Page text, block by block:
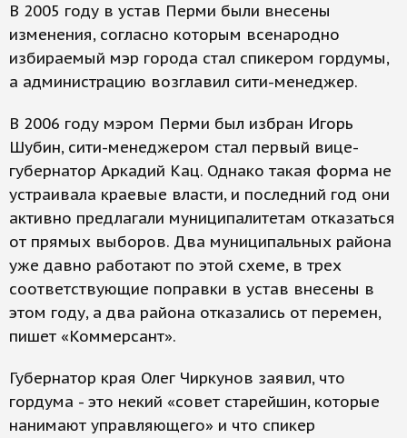
В 2005 году в устав Перми были внесены
изменения, согласно которым всенародно
избираемый мэр города стал спикером гордумы,
а администрацию возглавил сити-менеджер.
В 2006 году мэром Перми был избран Игорь
Шубин, сити-менеджером стал первый вице-
губернатор Аркадий Кац. Однако такая форма не
устраивала краевые власти, и последний год они
активно предлагали муниципалитетам отказаться
от прямых выборов. Два муниципальных района
уже давно работают по этой схеме, в трех
соответствующие поправки в устав внесены в
этом году, а два района отказались от перемен,
пишет «Коммерсант».
Губернатор края Олег Чиркунов заявил, что
гордума - это некий «совет старейшин, которые
нанимают управляющего» и что спикер